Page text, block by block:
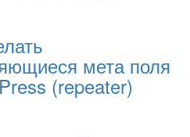
мета поля
(repeater)